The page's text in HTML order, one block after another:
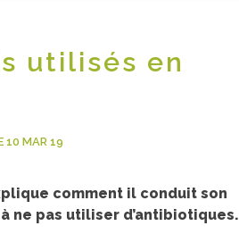
utilisés en
10 MAR 19
comment il conduit son
ne pas utiliser d’antibiotiques.